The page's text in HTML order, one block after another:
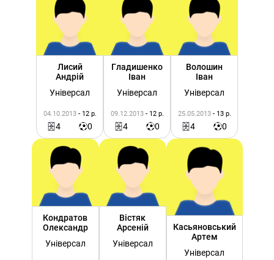
Лисий
Андрій
Універсал
04.10.2013 - 12 р.
4 0
Гладишенко
Іван
Універсал
09.12.2013 - 12 р.
4 0
Волошин
Іван
Універсал
25.05.2013 - 13 р.
4 0
Кондратов
Олександр
Універсал
Вістяк
Арсеній
Універсал
Касьяновський
Артем
Універсал